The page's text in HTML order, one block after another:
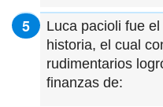
Luca pacioli fue
historia, el cual
rudimentarios
finanzas de: